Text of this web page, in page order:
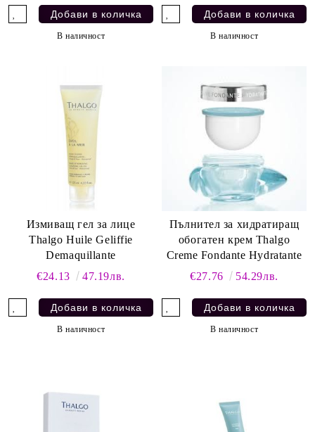
В наличност В наличност
Измиващ гел за лице
Thalgo Huile Geliffie
Demaquillante
€24.13
47.19лв.
В наличност
Пълнител за хидратиращ
обогатен крем Thalgo
Creme Fondante Hydratante
€27.76
54.29лв.
В наличност